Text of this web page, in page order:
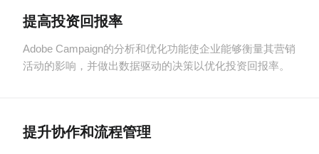
提高投资回报率
Adobe Campaign的分析和优化功能使企业能够衡量其营销
活动的影响，并做出数据驱动的决策以优化投资回报率。
提升协作和流程管理